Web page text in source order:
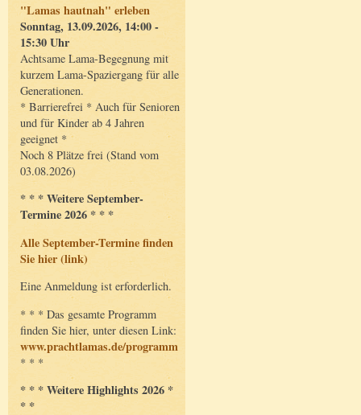
"Lamas hautnah" erleben
Sonntag, 13.09.2026, 14:00 -
15:30 Uhr
Achtsame Lama-Begegnung mit
kurzem Lama-Spaziergang für alle
Generationen.
* Barrierefrei * Auch für Senioren
und für Kinder ab 4 Jahren
geeignet *
Noch 8 Plätze frei (Stand vom
03.08.2026)
* * * Weitere September-
Termine 2026 * * *
Alle September-Termine finden
Sie hier (link)
Eine Anmeldung ist erforderlich.
* * * Das gesamte Programm
finden Sie hier, unter diesen Link:
www.prachtlamas.de/programm
* * *
* * * Weitere Highlights 2026 *
* *